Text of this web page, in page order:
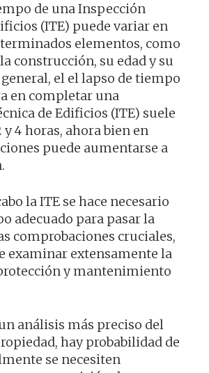
de una Inspección
(ITE) puede variar en
elementos, como
construcción, su edad y su
el el lapso de tiempo
en completar una
de Edificios (ITE) suele
4 horas, ahora bien en
puede aumentarse a
la ITE se hace necesario
adecuado para pasar la
comprobaciones cruciales,
examinar extensamente la
y mantenimiento
análisis más preciso del
hay probabilidad de
se necesiten